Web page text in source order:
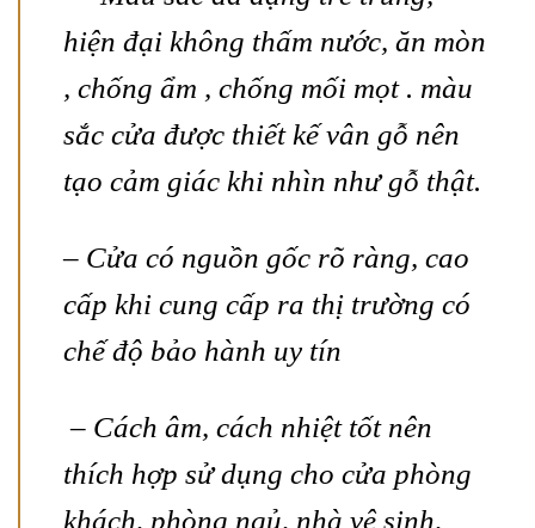
hiện đại không thấm nước, ăn mòn
, chống ẩm , chống mối mọt . màu
sắc cửa được thiết kế vân gỗ nên
tạo cảm giác khi nhìn như gỗ thật.
– Cửa có nguồn gốc rõ ràng, cao
cấp khi cung cấp ra thị trường có
chế độ bảo hành uy tín
– Cách âm, cách nhiệt tốt nên
thích hợp sử dụng cho cửa phòng
khách, phòng ngủ, nhà vệ sinh,